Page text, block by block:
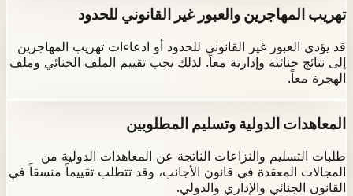
تهريب المهاجرين والعبور غير القانوني للحدود
قد يؤدي العبور غير القانوني للحدود أو ادعاءات تهريب المهاجرين
إلى نتائج جنائية وإدارية معاً. لذلك يجب تقييم الملف الجنائي وملف
الهجرة معاً.
المعاهدات الدولية وتسليم المطلوبين
طلبات التسليم والنزاعات الناتجة عن المعاهدات الدولية من
المجالات المعقدة في قانون الأجانب، وقد تتطلب تقييماً منسقاً في
القانون الجنائي والإداري والدولي.